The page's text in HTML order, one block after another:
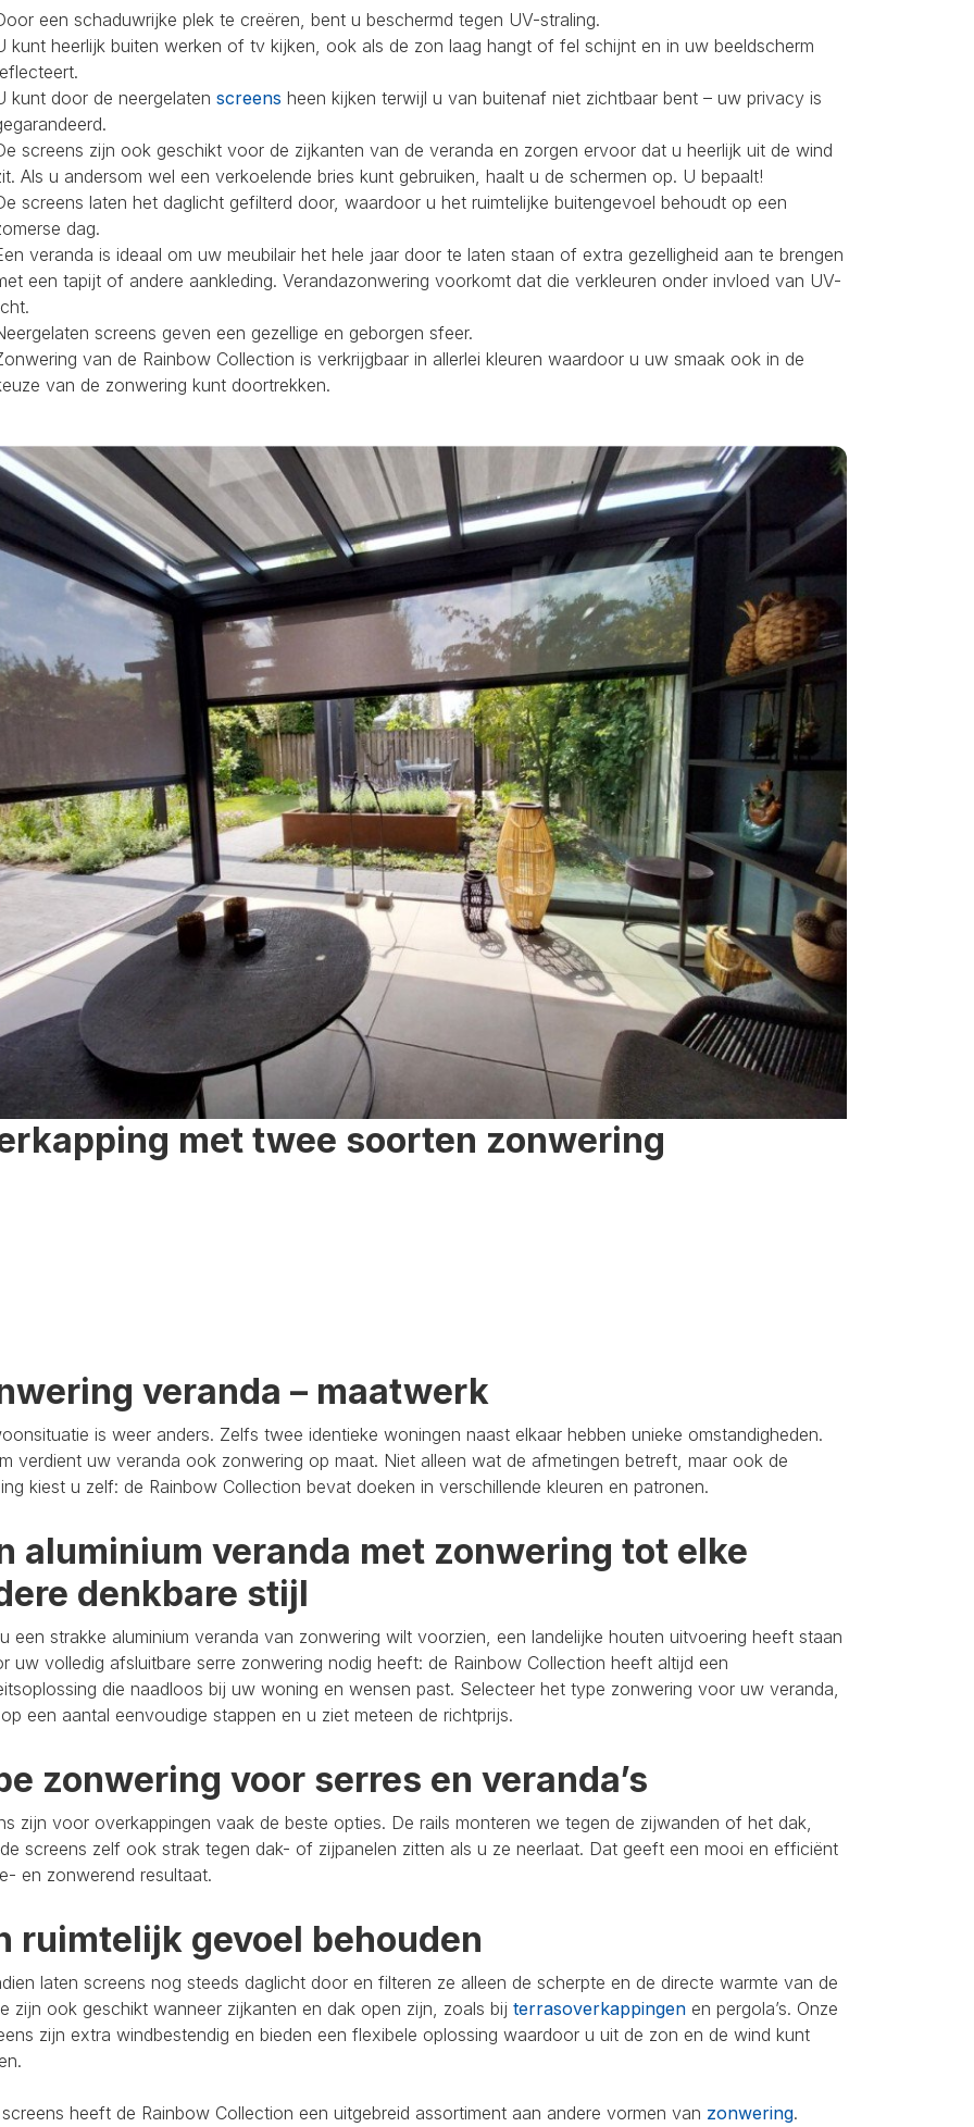
een schaduwrijke plek te creëren, bent u beschermd tegen UV-straling.
kunt heerlijk buiten werken of tv kijken, ook als de zon laag hangt of fel schijnt en in uw beeldscherm
kunt door de neergelaten screens heen kijken terwijl u van buitenaf niet zichtbaar bent – uw privacy is
screens zijn ook geschikt voor de zijkanten van de veranda en zorgen ervoor dat u heerlijk uit de wind
Als u andersom wel een verkoelende bries kunt gebruiken, haalt u de schermen op. U bepaalt!
screens laten het daglicht gefilterd door, waardoor u het ruimtelijke buitengevoel behoudt op een
dag.
veranda is ideaal om uw meubilair het hele jaar door te laten staan of extra gezelligheid aan te brengen
een tapijt of andere aankleding. Verandazonwering voorkomt dat die verkleuren onder invloed van UV-
screens geven een gezellige en geborgen sfeer.
van de Rainbow Collection is verkrijgbaar in allerlei kleuren waardoor u uw smaak ook in de
van de zonwering kunt doortrekken.
met twee soorten zonwering
veranda – maatwerk
is weer anders. Zelfs twee identieke woningen naast elkaar hebben unieke omstandigheden.
verdient uw veranda ook zonwering op maat. Niet alleen wat de afmetingen betreft, maar ook de
kiest u zelf: de Rainbow Collection bevat doeken in verschillende kleuren en patronen.
aluminium veranda met zonwering tot elke
denkbare stijl
een strakke aluminium veranda van zonwering wilt voorzien, een landelijke houten uitvoering heeft staan
uw volledig afsluitbare serre zonwering nodig heeft: de Rainbow Collection heeft altijd een
die naadloos bij uw woning en wensen past. Selecteer het type zonwering voor uw veranda,
een aantal eenvoudige stappen en u ziet meteen de richtprijs.
zonwering voor serres en veranda’s
zijn voor overkappingen vaak de beste opties. De rails monteren we tegen de zijwanden of het dak,
screens zelf ook strak tegen dak- of zijpanelen zitten als u ze neerlaat. Dat geeft een mooi en efficiënt
en zonwerend resultaat.
ruimtelijk gevoel behouden
laten screens nog steeds daglicht door en filteren ze alleen de scherpte en de directe warmte van de
zijn ook geschikt wanneer zijkanten en dak open zijn, zoals bij terrasoverkappingen en pergola’s. Onze
zijn extra windbestendig en bieden een flexibele oplossing waardoor u uit de zon en de wind kunt
heeft de Rainbow Collection een uitgebreid assortiment aan andere vormen van zonwering.